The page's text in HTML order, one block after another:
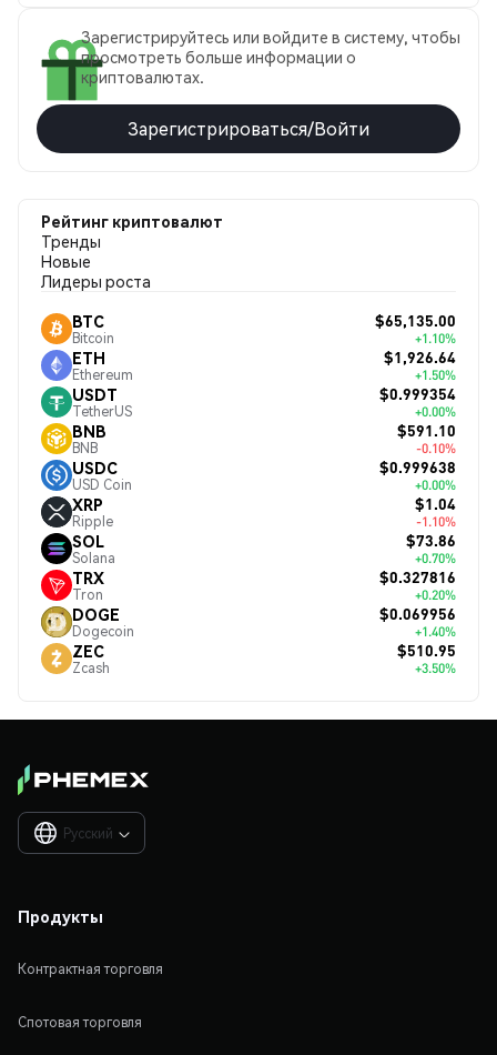
Зарегистрируйтесь или войдите в систему, чтобы
просмотреть больше информации о
криптовалютах.
Зарегистрироваться/Войти
Рейтинг криптовалют
Тренды
Новые
Лидеры роста
BTC
Bitcoin
$65,135.00
+1.10%
ETH
Ethereum
$1,926.64
+1.50%
USDT
TetherUS
$0.999354
+0.00%
BNB
BNB
$591.10
-0.10%
USDC
USD Coin
$0.999638
+0.00%
XRP
Ripple
$1.04
-1.10%
SOL
Solana
$73.86
+0.70%
TRX
Tron
$0.327816
+0.20%
DOGE
Dogecoin
$0.069956
+1.40%
ZEC
Zcash
$510.95
+3.50%
Русский 
Продукты
Контрактная торговля
Спотовая торговля